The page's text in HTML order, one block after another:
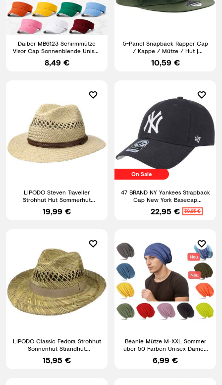
Daiber MB6123 Schirmmütze
Visor Cap Sonnenblende Unisex
Sport Freizeit Golf Tenn
8,49 €
5-Panel Snapback Rapper Cap
/ Kappe / Mütze / Hut |
Beechfield | B610
10,59 €
LIPODO Steven Traveller
Strohhut Hut Sommerhut
Strandhut Gartenhut Sonnenhut
19,99 €
On Sale
47 BRAND NY Yankees Strapback
Cap New York Basecap
Baseballcap Kappe
Baumwollcap
22,95 € 30,95 €
LIPODO Classic Fedora Strohhut
Sonnenhut Strandhut
Sommerhut Bogarthut Hut
15,95 €
Beanie Mütze M-XXL Sommer
über 50 Farben Unisex Damen
Herren Uni Farbe Wanssy
6,99 €